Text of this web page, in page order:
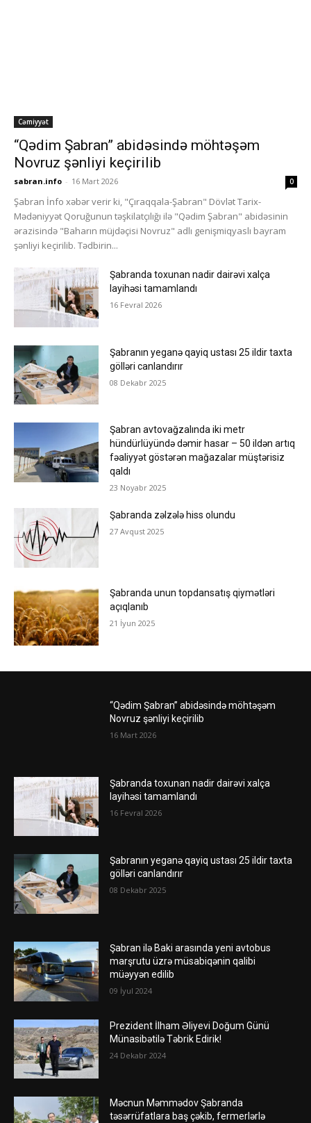
Cəmiyyət
“Qədim Şabran” abidəsində möhtəşəm
Novruz şənliyi keçirilib
sabran.info - 16 Mart 2026 0
Şabran İnfo xəbər verir ki, "Çıraqqala-Şabran" Dövlət Tarix-
Mədəniyyət Qoruğunun təşkilatçılığı ilə "Qədim Şabran" abidəsinin
ərazisində "Baharın müjdəçisi Novruz" adlı genişmiqyaslı bayram
şənliyi keçirilib. Tədbirin...
Şabranda toxunan nadir dairəvi xalça
layihəsi tamamlandı
16 Fevral 2026
Şabranın yeganə qayiq ustası 25 ildir taxta
gölləri canlandırır
08 Dekabr 2025
Şabran avtovağzalında iki metr
hündürlüyündə dəmir hasar – 50 ildən artıq
fəaliyyət göstərən mağazalar müştərisiz
qaldı
23 Noyabr 2025
Şabranda zəlzələ hiss olundu
27 Avqust 2025
Şabranda unun topdansatış qiymətləri
açıqlanıb
21 İyun 2025
“Qədim Şabran” abidəsində möhtəşəm
Novruz şənliyi keçirilib
16 Mart 2026
Şabranda toxunan nadir dairəvi xalça
layihəsi tamamlandı
16 Fevral 2026
Şabranın yeganə qayiq ustası 25 ildir taxta
gölləri canlandırır
08 Dekabr 2025
Şabran ilə Baki arasında yeni avtobus
marşrutu üzrə müsabiqənin qalibi
müəyyən edilib
09 İyul 2024
Prezident İlham Əliyevi Doğum Günü
Münasibətilə Təbrik Edirik!
24 Dekabr 2024
Məcnun Məmmədov Şabranda
təsərrüfatlara baş çəkib, fermerlərlə